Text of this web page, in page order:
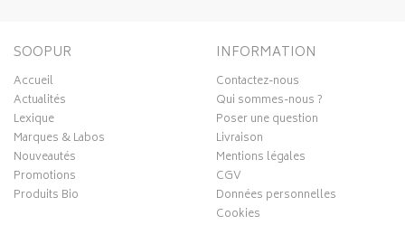
SOOPUR
Accueil
Actualités
Lexique
Marques & Labos
Nouveautés
Promotions
Produits Bio
INFORMATION
Contactez-nous
Qui sommes-nous ?
Poser une question
Livraison
Mentions légales
CGV
Données personnelles
Cookies